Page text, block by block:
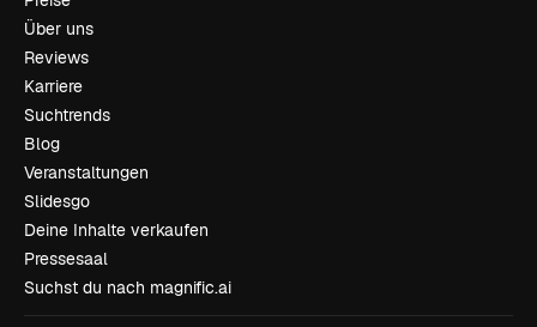
Über uns
Reviews
Karriere
Suchtrends
Blog
Veranstaltungen
Slidesgo
Deine Inhalte verkaufen
Pressesaal
Suchst du nach magnific.ai